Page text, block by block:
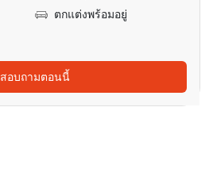
ตกแต่งพร้อมอยู่
สอบถามตอนนี้